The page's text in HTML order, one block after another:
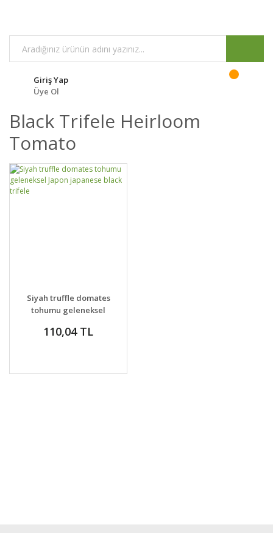
Giriş Yap
Üye Ol
Black Trifele Heirloom
Tomato
DETAYLAR SEPETE EKLE
Siyah truffle domates
tohumu geleneksel
trifele
110,04 TL